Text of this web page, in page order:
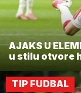
AJAKS U
u stilu otvore
TIP FUDBAL